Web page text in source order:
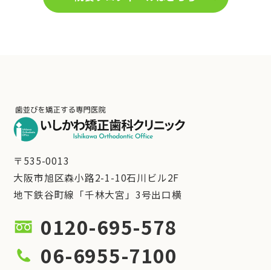
〒535-0013
大阪市旭区森小路2-1-10石川ビル2F
地下鉄谷町線「千林大宮」3号出口横
0120-695-578
06-6955-7100